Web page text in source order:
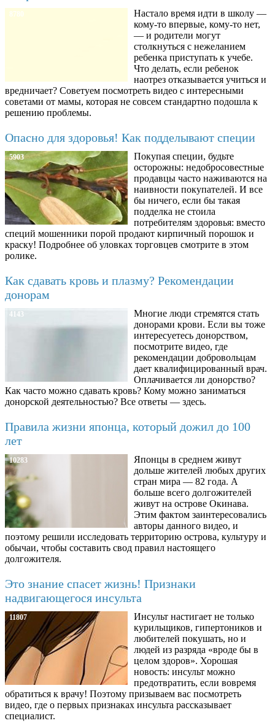
8780
Настало время идти в школу —
кому-то впервые, кому-то нет,
— и родители могут
столкнуться с нежеланием
ребенка приступать к учебе.
Что делать, если ребенок
наотрез отказывается учиться и
вредничает? Советуем посмотреть видео с интересными
советами от мамы, которая не совсем стандартно подошла к
решению проблемы.
Опасно для здоровья! Как подделывают специи
5903
Покупая специи, будьте
осторожны: недобросовестные
продавцы часто наживаются на
наивности покупателей. И все
бы ничего, если бы такая
подделка не стоила
потребителям здоровья: вместо
специй мошенники порой продают кирпичный порошок и
краску! Подробнее об уловках торговцев смотрите в этом
ролике.
Как сдавать кровь и плазму? Рекомендации
донорам
4143
Многие люди стремятся стать
донорами крови. Если вы тоже
интересуетесь донорством,
посмотрите видео, где
рекомендации добровольцам
дает квалифицированный врач.
Оплачивается ли донорство?
Как часто можно сдавать кровь? Кому можно заниматься
донорской деятельностью? Все ответы — здесь.
Правила жизни японца, который дожил до 100
лет
10283
Японцы в среднем живут
дольше жителей любых других
стран мира — 82 года. А
больше всего долгожителей
живут на острове Окинава.
Этим фактом заинтересовались
авторы данного видео, и
поэтому решили исследовать территорию острова, культуру и
обычаи, чтобы составить свод правил настоящего
долгожителя.
Это знание спасет жизнь! Признаки
надвигающегося инсульта
11807
Инсульт настигает не только
курильщиков, гипертоников и
любителей покушать, но и
людей из разряда «вроде бы в
целом здоров». Хорошая
новость: инсульт можно
предотвратить, если вовремя
обратиться к врачу! Поэтому призываем вас посмотреть
видео, где о первых признаках инсульта рассказывает
специалист.